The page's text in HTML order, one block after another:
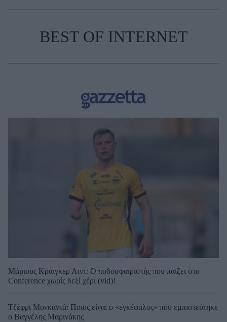
BEST OF INTERNET
Μάριους Κράιγκερ Λιντ: Ο ποδοσφαιριστής που παίζει στο
Conference χωρίς δεξί χέρι (vid)!
Τζέφρι Μονκαντά: Ποιος είναι ο «εγκέφαλος» που εμπιστεύτηκε
ο Βαγγέλης Μαρινάκης